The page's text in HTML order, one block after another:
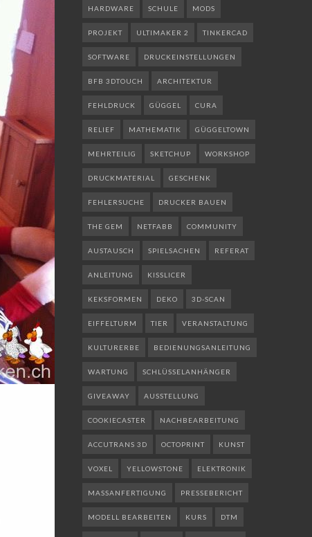
HARDWARE SCHULE MODS
PROJEKT ULTIMAKER 2 TINKERCAD
SOFTWARE DRUCKEINSTELLUNGEN
BFB 3DTOUCH ARCHITEKTUR
FEHLDRUCK GÜGGEL CURA
RELIEF MATHEMATIK GÜGGELTOWN
MEHRTEILIG SKETCHUP WORKSHOP
DRUCKMATERIAL GESCHENK
FEHLERSUCHE DRUCKER BAUEN
THE GEM NETFABB COMMUNITY
AUSTAUSCH SPIELSACHEN REFERAT
ANLEITUNG KISSLICER
KEKSFORMEN DEKO 3D-SCAN
EIFFELTURM TIER VERANSTALTUNG
KULTURERBE BEDIENUNGSANLEITUNG
WARTUNG SCHLÜSSELANHÄNGER
GIVEAWAY AUSSTELLUNG
COOKIECASTER NACHBEARBEITUNG
ACCUTRANS 3D OCTOPRINT KUNST
VOXEL YELLOWSTONE ELEKTRONIK
MASSANFERTIGUNG PRESSEBERICHT
MODELL BEARBEITEN KURS DTM